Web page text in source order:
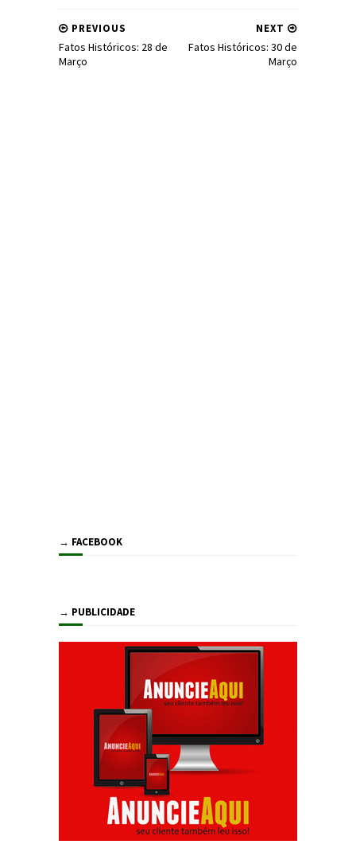
NEXT
Fatos Históricos: 30 de
Março
PREVIOUS
Fatos Históricos: 28 de
Março
→ FACEBOOK
→ PUBLICIDADE